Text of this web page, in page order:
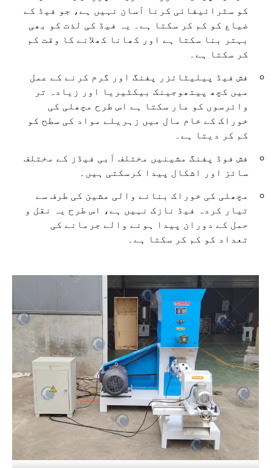
کو سٹرائیفائی کرنا آسان نہیں ہے، جو فیڈ کے
ضیاع کو کم کر سکتا ہے۔ یہ فیڈ کی لذت کو بھی
بہتر بنا سکتا ہے اور کھانا کھلانے کا وقت کم
کر سکتا ہے۔
فش فیڈ پیلیٹائزر پفنگ اور گرم کرنے کے عمل
میں کچھ پیتھوجینک بیکٹیریا اور زیادہ تر
وائرسوں کو مار سکتا ہے اس طرح مچھلی کی
خوراک کے خام مال میں زہریلے مواد کی سطح کو
کم کر دیتا ہے۔
فش فوڈ پفنگ مشینیں مختلف آبی فیڈز کے مختلف
سائز اور اشکال پیدا کرسکتی ہیں۔
مچھلی کی خوراک بنانے والی مشین کی طرف سے
تیار کردہ فیڈ نازک نہیں ہے، اس طرح یہ نقل و
حمل کے دوران پیدا ہونے والے جرمانے کی
تعداد کو کم کر سکتا ہے۔